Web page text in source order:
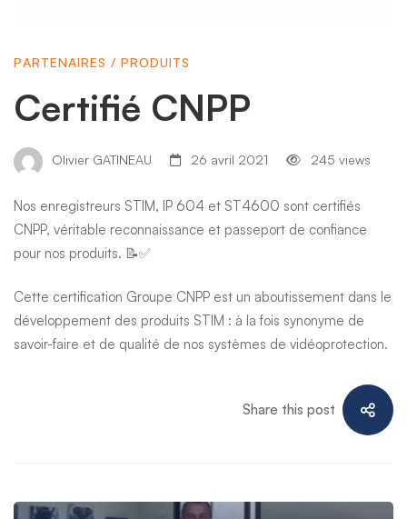
PARTENAIRES / PRODUITS
Certifié CNPP
Olivier GATINEAU 26 avril 2021 245 views
Nos enregistreurs STIM, IP 604 et ST4600 sont certifiés
CNPP, véritable reconnaissance et passeport de confiance
pour nos produits. 📝✅
Cette certification Groupe CNPP est un aboutissement dans le
développement des produits STIM : à la fois synonyme de
savoir-faire et de qualité de nos systèmes de vidéoprotection.
Share this post